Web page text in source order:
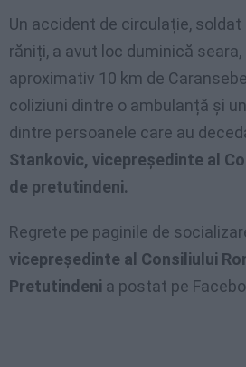
Un accident de circulație,
răniți, a avut loc duminică seara,
aproximativ 10 km de
coliziuni dintre o ambulanță și
dintre persoanele care au
Stankovic, vicepreședinte al
de pretutindeni.
Regrete pe paginile de
vicepreședinte al Consiliului
Pretutindeni a postat pe